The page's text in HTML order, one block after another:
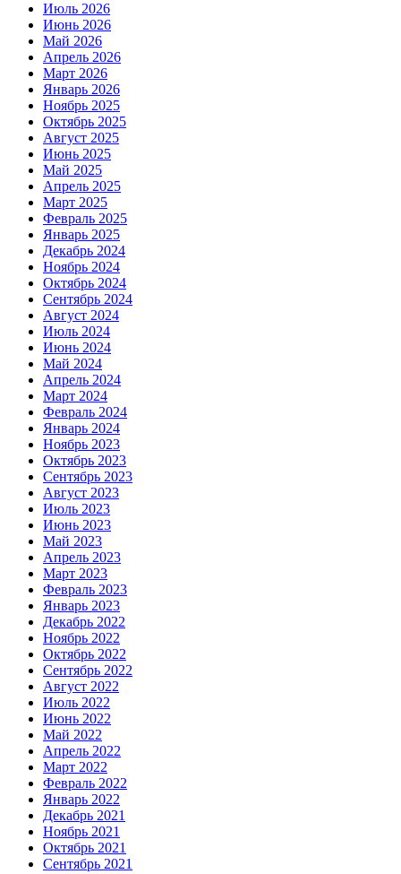
Июль 2026
Июнь 2026
Май 2026
Апрель 2026
Март 2026
Январь 2026
Ноябрь 2025
Октябрь 2025
Август 2025
Июнь 2025
Май 2025
Апрель 2025
Март 2025
Февраль 2025
Январь 2025
Декабрь 2024
Ноябрь 2024
Октябрь 2024
Сентябрь 2024
Август 2024
Июль 2024
Июнь 2024
Май 2024
Апрель 2024
Март 2024
Февраль 2024
Январь 2024
Ноябрь 2023
Октябрь 2023
Сентябрь 2023
Август 2023
Июль 2023
Июнь 2023
Май 2023
Апрель 2023
Март 2023
Февраль 2023
Январь 2023
Декабрь 2022
Ноябрь 2022
Октябрь 2022
Сентябрь 2022
Август 2022
Июль 2022
Июнь 2022
Май 2022
Апрель 2022
Март 2022
Февраль 2022
Январь 2022
Декабрь 2021
Ноябрь 2021
Октябрь 2021
Сентябрь 2021